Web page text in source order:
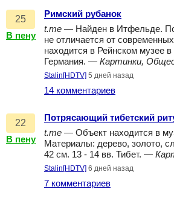
25
В пену
Римский рубанок
t.me — Найден в Итфельде. По
не отличается от
находится в Рейнском музее в
Германия. — Картинки,
Stalin[HDTV] 5 дней назад
14 комментариев
22
В пену
Потрясающий тибетский
t.me — Объект находится в
Материалы: дерево, золото,
42 см. 13 - 14 вв. Тибет. —
Stalin[HDTV] 6 дней назад
7 комментариев